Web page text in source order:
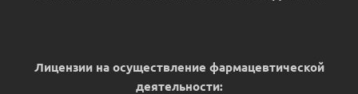
Лицензии на осуществление фармацевтической
деятельности: